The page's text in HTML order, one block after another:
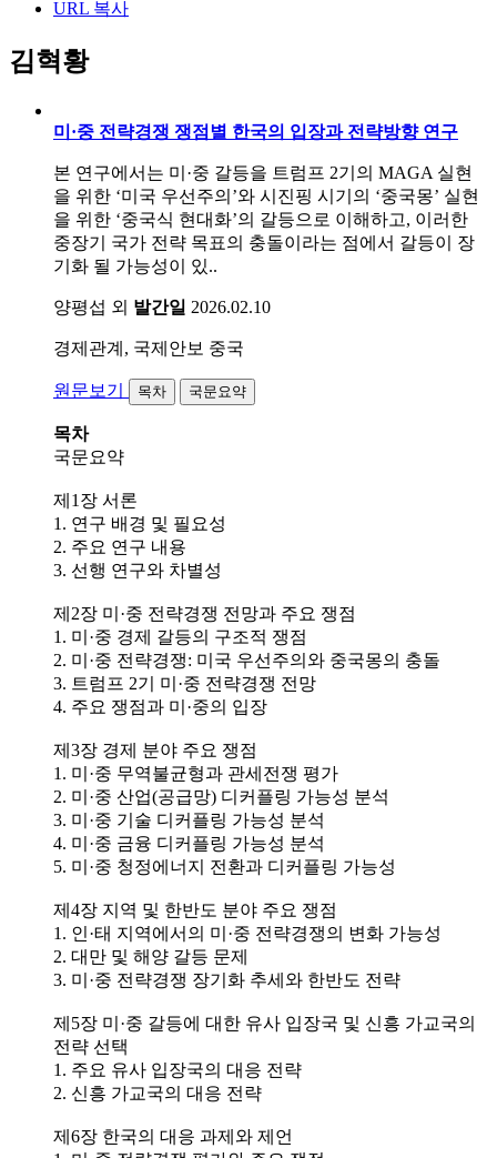
URL 복사
김혁황
미·중 전략경쟁 쟁점별 한국의 입장과 전략방향 연구
본 연구에서는 미·중 갈등을 트럼프 2기의 MAGA 실현
을 위한 ‘미국 우선주의’와 시진핑 시기의 ‘중국몽’ 실현
을 위한 ‘중국식 현대화’의 갈등으로 이해하고, 이러한
중장기 국가 전략 목표의 충돌이라는 점에서 갈등이 장
기화 될 가능성이 있..
양평섭 외 발간일 2026.02.10
경제관계, 국제안보 중국
원문보기 목차 국문요약
목차
국문요약
제1장 서론
1. 연구 배경 및 필요성
2. 주요 연구 내용
3. 선행 연구와 차별성
제2장 미·중 전략경쟁 전망과 주요 쟁점
1. 미·중 경제 갈등의 구조적 쟁점
2. 미·중 전략경쟁: 미국 우선주의와 중국몽의 충돌
3. 트럼프 2기 미·중 전략경쟁 전망
4. 주요 쟁점과 미·중의 입장
제3장 경제 분야 주요 쟁점
1. 미·중 무역불균형과 관세전쟁 평가
2. 미·중 산업(공급망) 디커플링 가능성 분석
3. 미·중 기술 디커플링 가능성 분석
4. 미·중 금융 디커플링 가능성 분석
5. 미·중 청정에너지 전환과 디커플링 가능성
제4장 지역 및 한반도 분야 주요 쟁점
1. 인·태 지역에서의 미·중 전략경쟁의 변화 가능성
2. 대만 및 해양 갈등 문제
3. 미·중 전략경쟁 장기화 추세와 한반도 전략
제5장 미·중 갈등에 대한 유사 입장국 및 신흥 가교국의
전략 선택
1. 주요 유사 입장국의 대응 전략
2. 신흥 가교국의 대응 전략
제6장 한국의 대응 과제와 제언